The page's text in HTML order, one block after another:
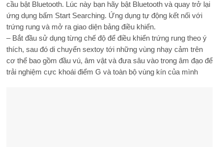
cầu bật Bluetooth. Lúc này bạn hãy bật Bluetooth và quay trở lại
ứng dụng bấm Start Searching. Ứng dụng tự động kết nối với
trứng rung và mở ra giao diện bảng điều khiển.
– Bắt đầu sử dụng từng chế độ để điều khiển trứng rung theo ý
thích, sau đó di chuyển sextoy tới những vùng nhạy cảm trên
cơ thể bao gồm đầu vú, âm vật và đưa sâu vào trong âm đạo để
trải nghiệm cực khoái điểm G và toàn bộ vùng kín của mình